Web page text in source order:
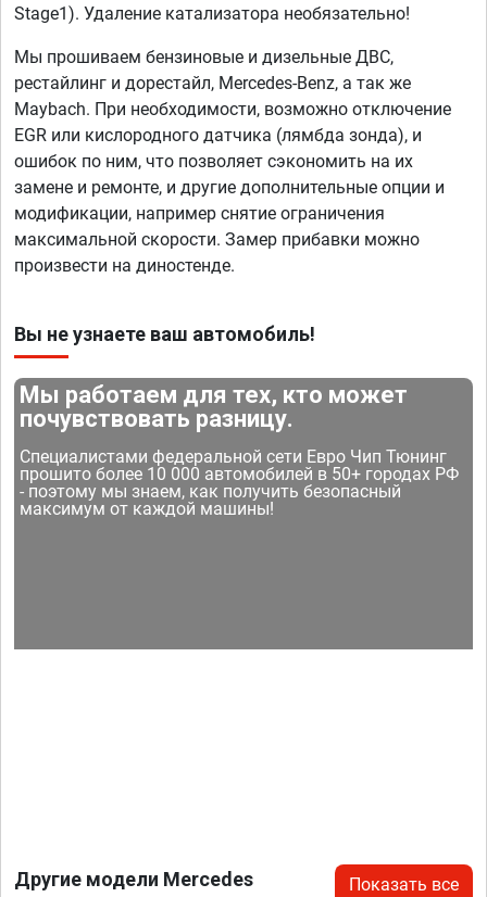
Stage1). Удаление катализатора необязательно!
Мы прошиваем бензиновые и дизельные ДВС,
рестайлинг и дорестайл, Mercedes-Benz, а так же
Maybach. При необходимости, возможно отключение
EGR или кислородного датчика (лямбда зонда), и
ошибок по ним, что позволяет сэкономить на их
замене и ремонте, и другие дополнительные опции и
модификации, например снятие ограничения
максимальной скорости. Замер прибавки можно
произвести на диностенде.
Вы не узнаете ваш автомобиль!
Мы работаем для тех, кто может
почувствовать разницу.
Специалистами федеральной сети Евро Чип Тюнинг
прошито более 10 000 автомобилей в 50+ городах РФ
- поэтому мы знаем, как получить безопасный
максимум от каждой машины!
Другие модели Mercedes Показать все